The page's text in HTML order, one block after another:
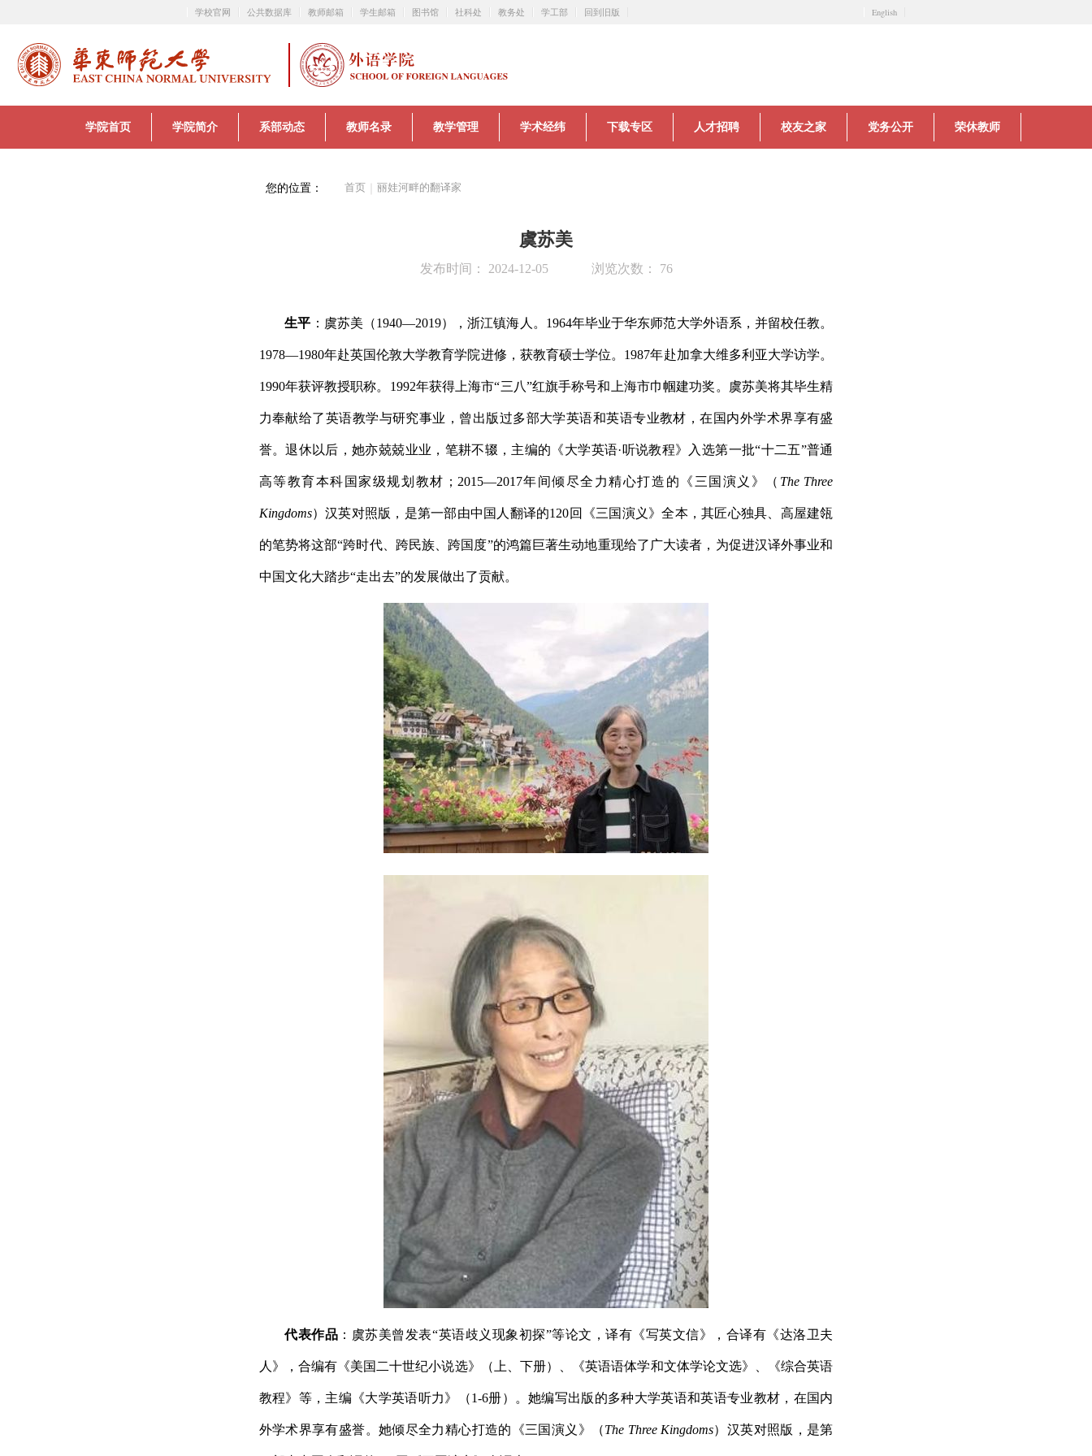
学校官网 公共数据库 教师邮箱 学生邮箱 图书馆 社科处 教务处 学工部 回到旧版 English
学院首页 学院简介 系部动态 教师名录 教学管理 学术经纬 下载专区 人才招聘 校友之家 党务公开 荣休教师
您的位置： 首页｜ 丽娃河畔的翻译家
虞苏美
发布时间： 2024-12-05 浏览次数： 76
生平 ： 虞苏美（1940—2019），浙江镇海人。 1964年毕业于华东师范大学外语系，并留校任教。
1978—1980年赴英国伦敦大学教育学院进修，获教育硕士学位。 1987年赴加拿大维多利亚大学访学。
1990年获评教授职称。 1992年获得上海市“三八”红旗手称号和上海市巾帼建功奖。虞苏美将其毕生精
力奉献给了英语教学与研究事业，曾出版过多部大学英语和英语专业教材，在国内外学术界享有盛
誉。退休以后，她亦兢兢业业，笔耕不辍，主编的《大学英语·听说教程》入选第一批“十二五”普通
高等教育本科国家级规划教材； 2015—2017年间倾尽全力精心打造的《三国演义》（ The Three
Kingdoms）汉英对照版，是第一部由中国人翻译的120回《三国演义》全本，其匠心独具、高屋建瓴
的笔势将这部“跨时代、跨民族、跨国度”的鸿篇巨著生动地重现给了广大读者，为促进汉译外事业和
中国文化大踏步“走出去”的发展做出了贡献。
代表作品 ： 虞苏美曾发表“英语歧义现象初探”等论文，译有《写英文信》，合译有《达洛卫夫
人》，合编有《美国二十世纪小说选》（上、下册）、《英语语体学和文体学论文选》、《综合英语
教程》等，主编《大学英语听力》（1-6册）。她编写出版的多种大学英语和英语专业教材，在国内
外学术界享有盛誉。她倾尽全力精心打造的《三国演义》（The Three Kingdoms）汉英对照版，是第